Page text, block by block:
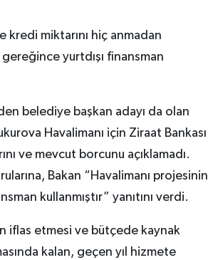
kredi miktarını hiç anmadan
yurtdışı finansman
belediye başkan adayı da olan
Havalimanı için Ziraat Bankası
ve mevcut borcunu açıklamadı.
Bakan “Havalimanı projesinin
kullanmıştır” yanıtını verdi.
iflas etmesi ve bütçede kaynak
kalan, geçen yıl hizmete